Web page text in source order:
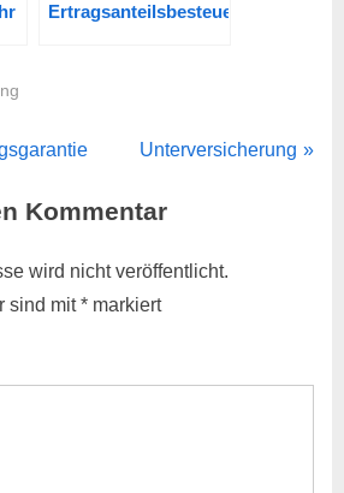
Ertragsanteilsbesteuerung
N
x
P
o
t
Unterversicherung
Kommentar
wird nicht veröffentlicht.
sind mit* markiert